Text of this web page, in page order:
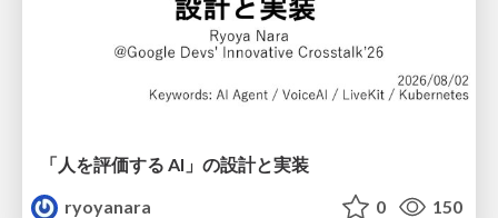
「人を評価する AI」の 設計と実装
ryoyanara
0 150